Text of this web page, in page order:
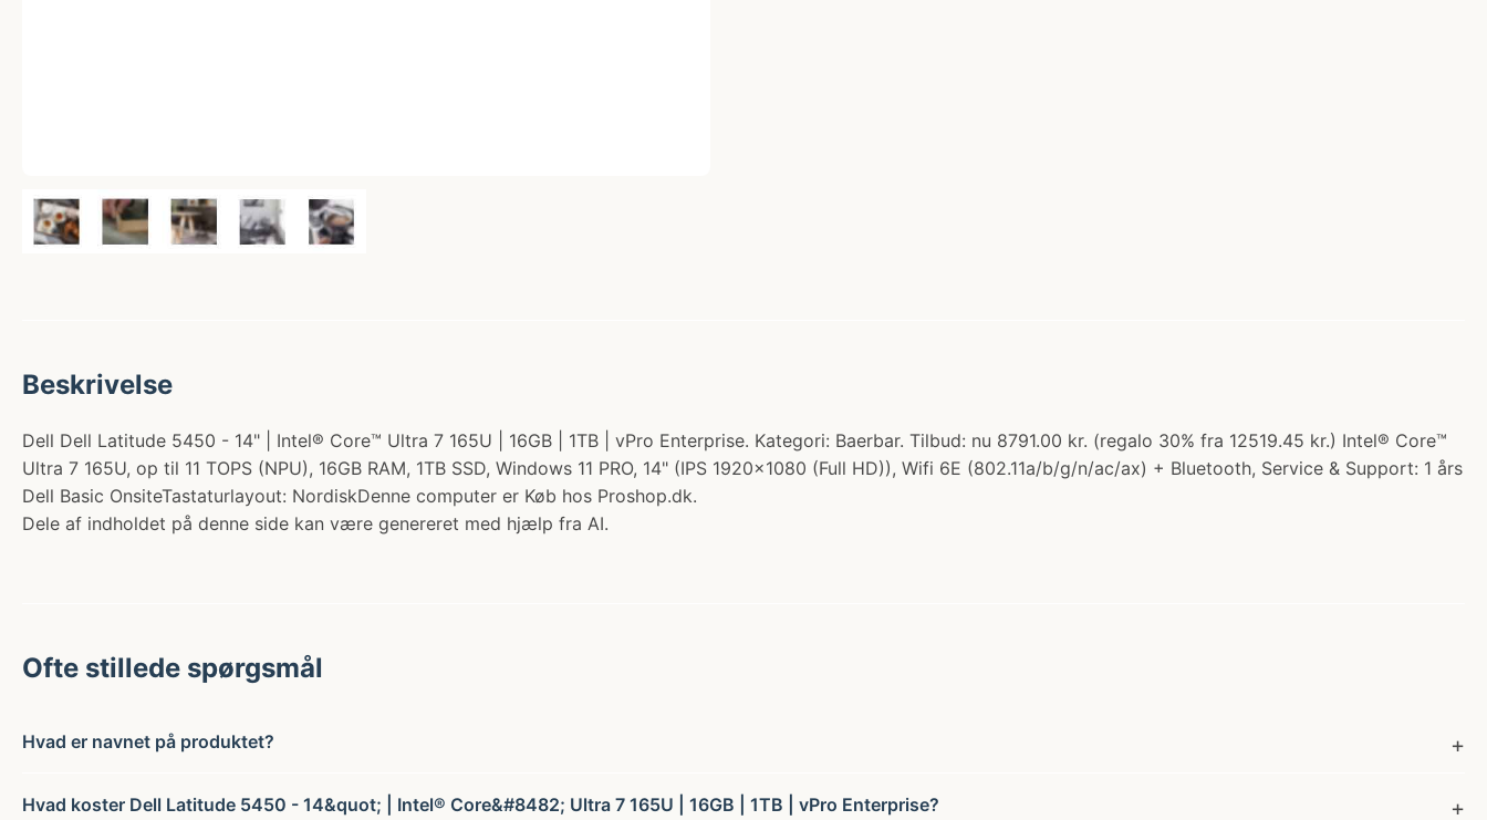
Beskrivelse
Dell Dell Latitude 5450 - 14" | Intel® Core™ Ultra 7 165U | 16GB | 1TB | vPro Enterprise. Kategori: Baerbar. Tilbud: nu 8791.00 kr. (regalo 30% fra 12519.45 kr.) Intel® Core™
Ultra 7 165U, op til 11 TOPS (NPU), 16GB RAM, 1TB SSD, Windows 11 PRO, 14" (IPS 1920x1080 (Full HD)), Wifi 6E (802.11a/b/g/n/ac/ax) + Bluetooth, Service & Support: 1 års
Dell Basic OnsiteTastaturlayout: NordiskDenne computer er Køb hos Proshop.dk.
Dele af indholdet på denne side kan være genereret med hjælp fra AI.
Ofte stillede spørgsmål
Hvad er navnet på produktet?
Hvad koster Dell Latitude 5450 - 14&quot; | Intel® Core&#8482; Ultra 7 165U | 16GB | 1TB | vPro Enterprise?